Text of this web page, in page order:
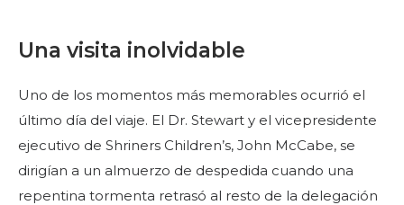
Una visita inolvidable
Uno de los momentos más memorables ocurrió el
último día del viaje. El Dr. Stewart y el vicepresidente
ejecutivo de Shriners Children’s, John McCabe, se
dirigían a un almuerzo de despedida cuando una
repentina tormenta retrasó al resto de la delegación